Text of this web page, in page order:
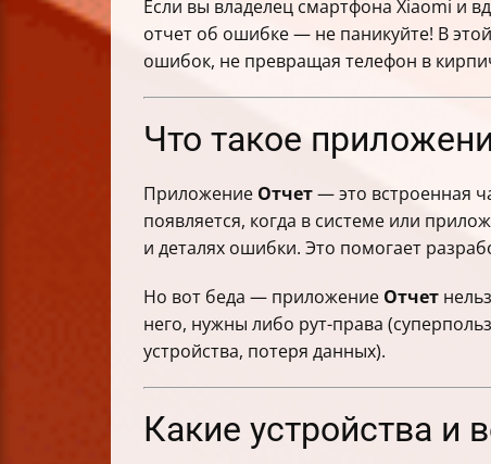
Как отключить автоматическое
Путь к удалению обновлений и
Что делать, если очистка кеша и
Второй вариант решения —
Как найти и активировать режим
Как идентифицировать приложение
Дополнительные советы перед
Альтернативные способы
Важная информация о рисках и
Почему нельзя просто удалить
Варианты удаления встроенных
Как временно снизить влияние
Как обновления прошивки влияют
Когда встроенные приложения
Итоговая таблица действий при
Если вы владелец смартфона Xiaomi и
отчет об ошибке — не паникуйте! В
ошибок, не превращая телефон в
Что такое
Приложение Отчет— это встроенная
появляется, когда в системе или
и деталях ошибки. Это помогает
Но вот беда — приложение Отчет
него, нужны либо рут-права
устройства, потеря данных).
Какие устройства и